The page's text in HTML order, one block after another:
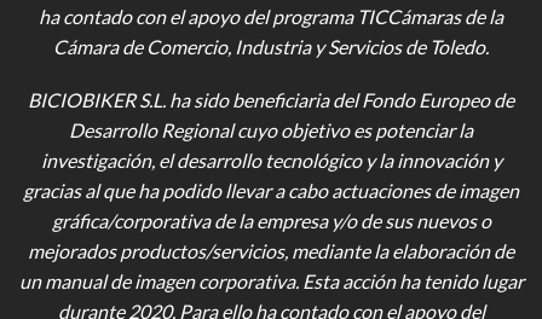
ha contado con el apoyo del programa TICCámaras de la
Cámara de Comercio, Industria y Servicios de Toledo.
BICIOBIKER S.L. ha sido beneficiaria del Fondo Europeo de
Desarrollo Regional cuyo objetivo es potenciar la
investigación, el desarrollo tecnológico y la innovación y
gracias al que ha podido llevar a cabo actuaciones de imagen
gráfica/corporativa de la empresa y/o de sus nuevos o
mejorados productos/servicios, mediante la elaboración de
un manual de imagen corporativa. Esta acción ha tenido lugar
durante 2020. Para ello ha contado con el apoyo del